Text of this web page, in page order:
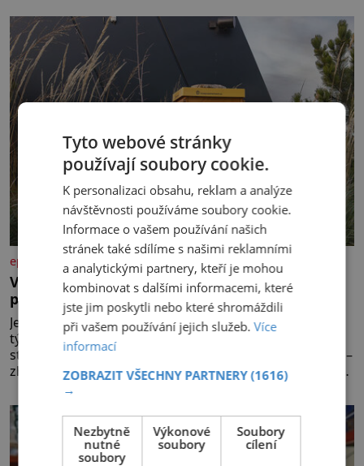
hřebeny, projet se na koloběžce a den zakončit
poznáváním památek ve Velkých Losinách nebo v
termálním
epochalnisvet.cz
Včela za celý život vyrobí lžičku medu. Čím je
pražský med ze střech tak ceněný?
Její život je krátký. V létě trvá pouhých šest až osm
týdnů. Za tu dobu navštíví desetitisíce květů, nalétá
stovky kilometrů a vyrobí přibližně devět gramů medu –
zhruba jednu čajovou lžičku. Sama o sobě se může zdát
bezvýznamná. Teprve když se spojí s dalšími desítkami
tisíc příslušnic svého včelstva, vznikne jeden z
nejdokonalejších organismů
Tyto webové stránky
používají soubory cookie.
K personalizaci obsahu, reklam a analýze
návštěvnosti používáme soubory cookie.
Informace o vašem používání našich
stránek také sdílíme s našimi reklamními
a analytickými partnery, kteří je mohou
kombinovat s dalšími informacemi, které
jste jim poskytli nebo které shromáždili
při vašem používání jejich služeb.Více
informací
ZOBRAZIT VŠECHNY PARTNERY(1616)
→
Nezbytně
nutné
soubory
Výkonové
soubory
Soubory
cílení